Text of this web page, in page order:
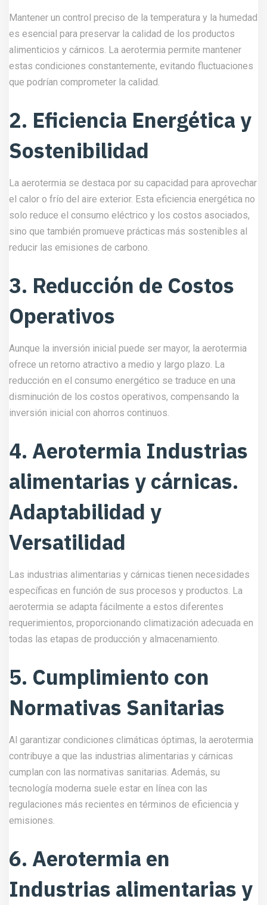
Mantener un control preciso de la temperatura y la humedad
es esencial para preservar la calidad de los productos
alimenticios y cárnicos. La aerotermia permite mantener
estas condiciones constantemente, evitando fluctuaciones
que podrían comprometer la calidad.
2. Eficiencia Energética y
Sostenibilidad
La aerotermia se destaca por su capacidad para aprovechar
el calor o frío del aire exterior. Esta eficiencia energética no
solo reduce el consumo eléctrico y los costos asociados,
sino que también promueve prácticas más sostenibles al
reducir las emisiones de carbono.
3. Reducción de Costos
Operativos
Aunque la inversión inicial puede ser mayor, la aerotermia
ofrece un retorno atractivo a medio y largo plazo. La
reducción en el consumo energético se traduce en una
disminución de los costos operativos, compensando la
inversión inicial con ahorros continuos.
4. Aerotermia Industrias
alimentarias y cárnicas.
Adaptabilidad y
Versatilidad
Las industrias alimentarias y cárnicas tienen necesidades
específicas en función de sus procesos y productos. La
aerotermia se adapta fácilmente a estos diferentes
requerimientos, proporcionando climatización adecuada en
todas las etapas de producción y almacenamiento.
5. Cumplimiento con
Normativas Sanitarias
Al garantizar condiciones climáticas óptimas, la aerotermia
contribuye a que las industrias alimentarias y cárnicas
cumplan con las normativas sanitarias. Además, su
tecnología moderna suele estar en línea con las
regulaciones más recientes en términos de eficiencia y
emisiones.
6. Aerotermia en
Industrias alimentarias y